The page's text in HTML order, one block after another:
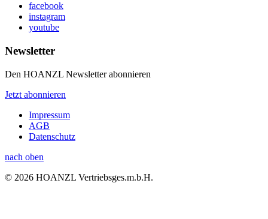
facebook
instagram
youtube
Newsletter
Den HOANZL Newsletter abonnieren
Jetzt abonnieren
Impressum
AGB
Datenschutz
nach oben
© 2026 HOANZL Vertriebsges.m.b.H.